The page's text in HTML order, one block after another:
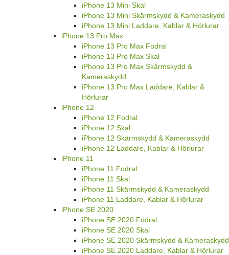
iPhone 13 Mini Skal
iPhone 13 Mini Skärmskydd & Kameraskydd
iPhone 13 Mini Laddare, Kablar & Hörlurar
iPhone 13 Pro Max
iPhone 13 Pro Max Fodral
iPhone 13 Pro Max Skal
iPhone 13 Pro Max Skärmskydd &
Kameraskydd
iPhone 13 Pro Max Laddare, Kablar &
Hörlurar
iPhone 12
iPhone 12 Fodral
iPhone 12 Skal
iPhone 12 Skärmskydd & Kameraskydd
iPhone 12 Laddare, Kablar & Hörlurar
iPhone 11
iPhone 11 Fodral
iPhone 11 Skal
iPhone 11 Skärmskydd & Kameraskydd
iPhone 11 Laddare, Kablar & Hörlurar
iPhone SE 2020
iPhone SE 2020 Fodral
iPhone SE 2020 Skal
iPhone SE 2020 Skärmskydd & Kameraskydd
iPhone SE 2020 Laddare, Kablar & Hörlurar